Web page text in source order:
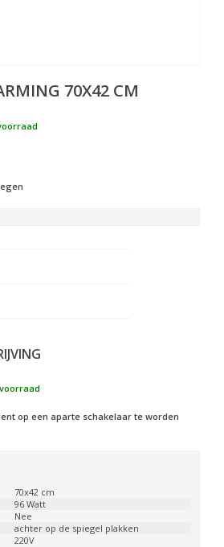
70X42 CM
op een aparte schakelaar te worden
70x42 cm
96 Watt
Nee
achter op de spiegel plakken
220V